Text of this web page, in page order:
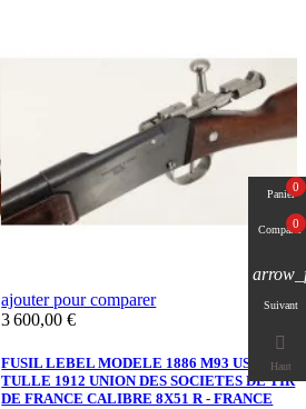
ajouter pour comparer
Prix
3 600,00 €
FUSIL LEBEL MODELE 1886 M93 USTF
TULLE 1912 UNION DES SOCIETES DE TIR
DE FRANCE CALIBRE 8X51 R - FRANCE
Panier
0
Comparer
0
Suivant

Haut